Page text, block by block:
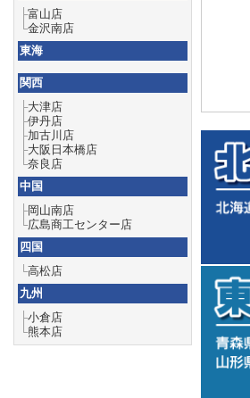
├富山店
└金沢南店
東海
関西
├大津店
├伊丹店
├加古川店
├大阪日本橋店
└奈良店
中国
├岡山南店
└広島商工センター店
四国
└高松店
九州
├小倉店
└熊本店